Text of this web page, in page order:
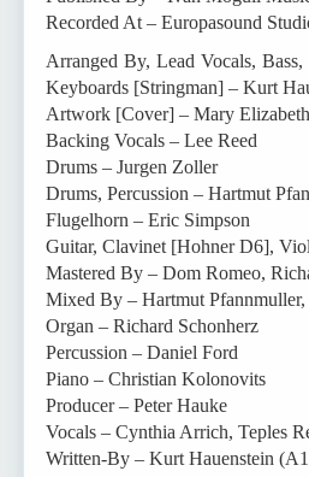
Recorded At – Europasound
Arranged By, Lead Vocals,
Keyboards [Stringman] – Kurt
Artwork [Cover] – Mary
Backing Vocals – Lee Reed
Drums – Jurgen Zoller
Drums, Percussion – Hartmut
Flugelhorn – Eric Simpson
Guitar, Clavinet [Hohner D6],
Mastered By – Dom Romeo,
Mixed By – Hartmut Pfannmuller,
Organ – Richard Schonherz
Percussion – Daniel Ford
Piano – Christian Kolonovits
Producer – Peter Hauke
Vocals – Cynthia Arrich, Teples
Written-By – Kurt Hauenstein